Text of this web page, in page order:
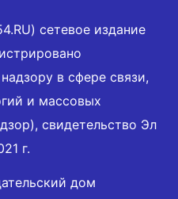
сетевое издание
в сфере связи,
и массовых
свидетельство Эл
г.
дом